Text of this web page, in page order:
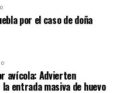
por el caso de doña
avícola: Advierten
entrada masiva de huevo